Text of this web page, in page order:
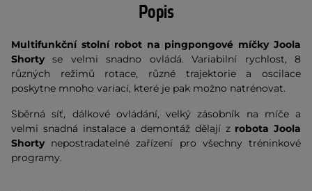
Popis
Multifunkční stolní robot na pingpongové míčky Joola
Shortyse velmi snadno ovládá. Variabilní rychlost, 8
různých režimů rotace, různé trajektorie a oscilace
poskytne mnoho variací, které je pak možno natrénovat.
Sběrná síť, dálkové ovládání, velký zásobník na míče a
velmi snadná instalace a demontáž dělají z robota Joola
Shorty nepostradatelné zařízení pro všechny tréninkové
programy.